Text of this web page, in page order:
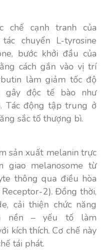
chế cạnh tranh của
chuyển L-tyrosine
bước khởi đầu của
cách gắn vào vị trí
làm giảm tốc độ
gây độc tế bào như
Tác động tập trung ở
sắc tố thượng bì.
sản xuất melanin trực
giao melanosome từ
thông qua điều hòa
2). Đồng thời,
cải thiện chức năng
nền – yếu tố làm
kích thích. Cơ chế này
tái phát.